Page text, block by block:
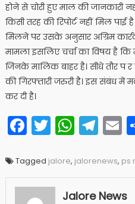
होने से चोरी हुए माल की जानकारी
किसी तरह की रिपोर्ट नहीं मिल पाई
मिलने पर उसके अनुसार अग्रिम
मामला इसलिए चर्चा का विषय है कि
जिनके मालिक बाहर है। सीधे तौर प
की गिरफ्तारी जरुरी है। इस संबंध में
कर दी है।
Facebook
Twitter
Tagged jalore, jalorenews, ps
Jalore News